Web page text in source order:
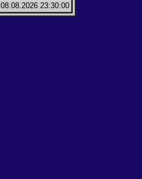
08.08.2026 23:30:00